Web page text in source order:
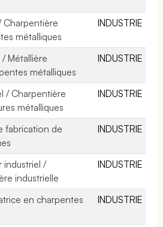
Charpentière
métalliques
INDUSTRIE
Métallière
métalliques
INDUSTRIE
/ Charpentière
métalliques
INDUSTRIE
fabrication de
INDUSTRIE
industriel /
industrielle
INDUSTRIE
en charpentes
INDUSTRIE